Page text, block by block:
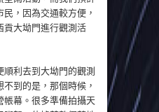
，因為交通較方便，
貢大坳門進行觀測活
利去到大坳門的觀測
到的是，那個時候，
帳幕。很多準備拍攝天